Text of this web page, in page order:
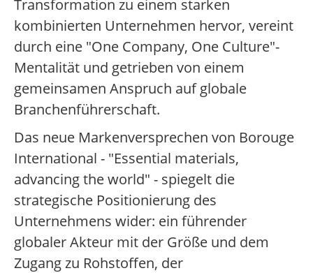
Transformation zu einem starken
kombinierten Unternehmen hervor, vereint
durch eine "One Company, One Culture"-
Mentalität und getrieben von einem
gemeinsamen Anspruch auf globale
Branchenführerschaft.
Das neue Markenversprechen von Borouge
International - "Essential materials,
advancing the world" - spiegelt die
strategische Positionierung des
Unternehmens wider: ein führender
globaler Akteur mit der Größe und dem
Zugang zu Rohstoffen, der